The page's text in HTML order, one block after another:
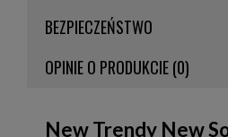
BEZPIECZEŃSTWO
OPINIE O PRODUKCIE (0)
New Trendy New